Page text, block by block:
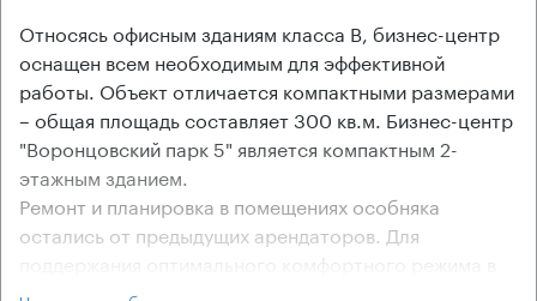
Относясь офисным зданиям класса В, бизнес-центр
оснащен всем необходимым для эффективной
работы. Объект отличается компактными размерами
– общая площадь составляет 300 кв.м. Бизнес-центр
"Воронцовский парк 5" является компактным 2-
этажным зданием.
Ремонт и планировка в помещениях особняка
остались от предыдущих арендаторов. Для
поддержания оптимального комфортного режима в
помещениях бизнес-центра установлены локальные